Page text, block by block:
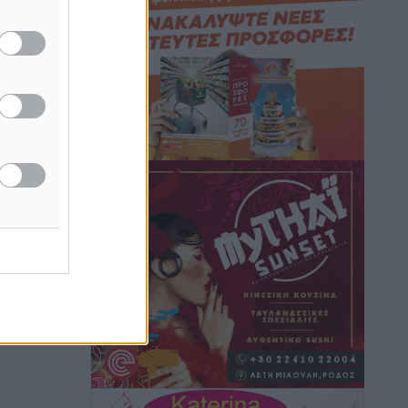
• πριν 6 ώρες
Γ. Χατζημάρκος: “Δύο μεγάλες
δεσμεύσεις Γεωργιάδη” – Κίνητρα για
τους γιατρούς των νησιών και
συνεργασία Ρόδου με το Αττικόν για το
Ακτινοθεραπευτικό
Τοπικές Ειδήσεις πριν 6 ώρες
Σούπερ μάρκετ: Διευρύνεται η εθνική
πρωτοβουλία για τις τιμές – Eρχονται
νέες συμμετοχές εταιρειών
πριν 6 ώρες
Συνελήφθησαν έξι άτομα για
ηχορύπανση από καταστήματα στο
Νότιο Αιγαίο